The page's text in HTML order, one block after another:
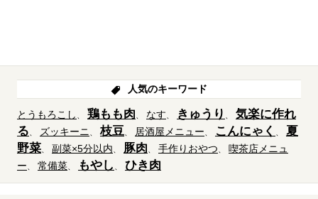
人気のキーワード
とうもろこし 鶏もも肉 なす きゅうり
気楽に作れ
る
ズッキーニ 枝豆 居酒屋メニュー こんにゃく
夏
野菜
副菜×5分以内 豚肉 手作りおやつ
喫茶店メニュ
ー
常備菜 もやし ひき肉